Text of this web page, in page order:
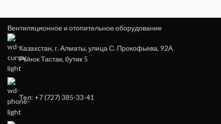
Вентиляционное и отопительное оборудование
Казахстан, г. Алматы, улица С. Прокофьева, 92А
Рынок Тастак, бутик 5
Тел: +7 (727) 385-33-41